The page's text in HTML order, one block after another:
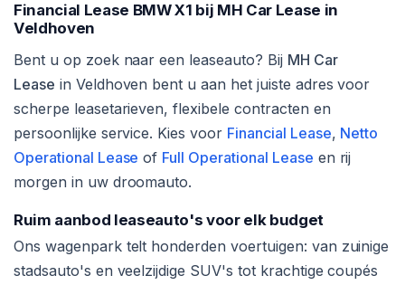
Financial Lease BMW X1 bij MH Car Lease in
Veldhoven
Bent u op zoek naar een leaseauto? Bij MH Car
Lease in Veldhoven bent u aan het juiste adres voor
scherpe leasetarieven, flexibele contracten en
persoonlijke service. Kies voor Financial Lease, Netto
Operational Lease of Full Operational Lease en rij
morgen in uw droomauto.
Ruim aanbod leaseauto's voor elk budget
Ons wagenpark telt honderden voertuigen: van zuinige
stadsauto's en veelzijdige SUV's tot krachtige coupés